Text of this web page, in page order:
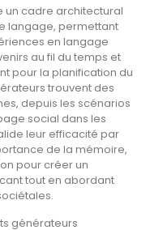
un cadre architectural
langage, permettant
en langage
au fil du temps et
pour la planification du
trouvent des
depuis les scénarios
social dans les
leur efficacité par
de la mémoire,
pour créer un
tout en abordant